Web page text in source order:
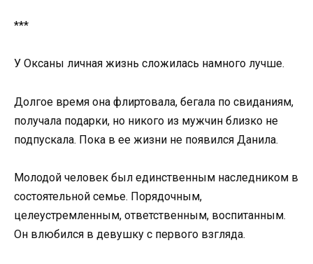
***
У Оксаны личная жизнь сложилась намного лучше.
Долгое время она флиртовала, бегала по свиданиям,
получала подарки, но никого из мужчин близко не
подпускала. Пока в ее жизни не появился Данила.
Молодой человек был единственным наследником в
состоятельной семье. Порядочным,
целеустремленным, ответственным, воспитанным.
Он влюбился в девушку с первого взгляда.